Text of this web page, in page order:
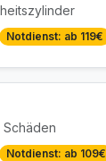
Notdienst: ab 119€
Notdienst: ab 109€